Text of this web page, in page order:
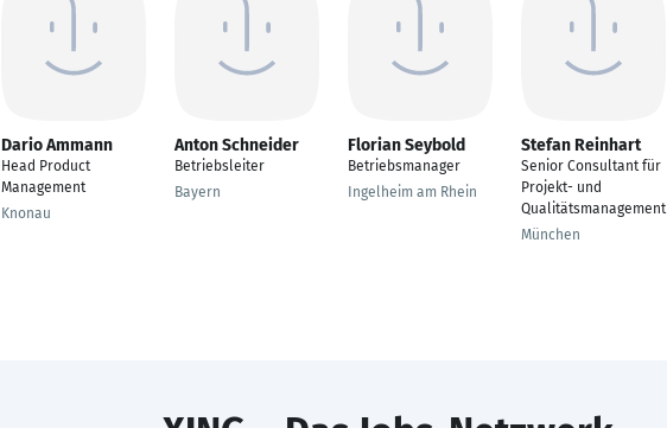
Dario Ammann
Head Product
Management
Knonau
Anton Schneider
Betriebsleiter
Bayern
Florian Seybold
Betriebsmanager
Ingelheim am Rhein
Stefan Reinhart
Senior Consultant für
Projekt- und
Qualitätsmanagement
München